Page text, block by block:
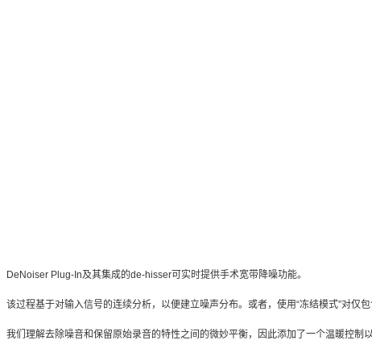
DeNoiser Plug-In及其集成的de-hisser可实时提供手术宽带降噪功能。
该过程基于对输入信号的连续分析，以便建立噪声分布。 或者，使用“冻结模式”对仅
我们理解去除噪音和保留原始录音的特性之间的微妙平衡，因此添加了一个温暖控制